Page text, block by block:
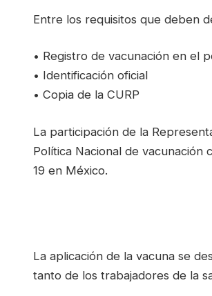
Entre los requisitos que deben
• Registro de vacunación en el
• Identificación oficial
• Copia de la CURP
La participación de la
Política Nacional de vacunación
19 en México.
La aplicación de la vacuna se
tanto de los trabajadores de la